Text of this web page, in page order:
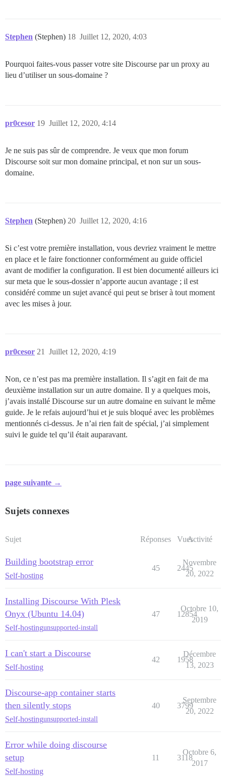
I, [2020-07-11T17:12:58.228222 #1]  INFO -- :
I, [2020-07-11T17:12:58.245972 #1]  INFO -- :
I, [2020-07-11T17:12:58.246504 #1]  INFO -- : >
ÉCHEC
Emplacement de l'échec : /pups/lib/pups/
exécution échouée avec les paramètres
** ÉCHEC DU BOOTSTRAP ** Veuillez faire défiler
Stephen (Stephen) Juillet 12, 2020, 4:03
18
Pourquoi faites-vous passer votre site Discourse par un proxy au
lieu d’utiliser un sous-domaine ?
pr0cesor Juillet 12, 2020, 4:14
19
Je ne suis pas sûr de comprendre. Je veux que mon forum
Discourse soit sur mon domaine principal, et non sur un sous-
domaine.
Stephen (Stephen) Juillet 12, 2020, 4:16
20
Si c’est votre première installation, vous devriez vraiment le mettre
en place et le faire fonctionner conformément au guide officiel
avant de modifier la configuration. Il est bien documenté ailleurs ici
sur meta que le sous-dossier n’apporte aucun avantage ; il est
considéré comme un sujet avancé qui peut se briser à tout moment
avec les mises à jour.
pr0cesor Juillet 12, 2020, 4:19
21
Non, ce n’est pas ma première installation. Il s’agit en fait de ma
deuxième installation sur un autre domaine. Il y a quelques mois,
j’avais installé Discourse sur un autre domaine en suivant le même
guide. Je le refais aujourd’hui et je suis bloqué avec les problèmes
mentionnés ci-dessus. Je n’ai rien fait de spécial, j’ai simplement
suivi le guide tel qu’il était auparavant.
page suivante →
Sujets connexes
Sujet Réponses VuesActivité
Building bootstrap error
Self-hosting
45 2445
Novembre
20, 2022
Installing Discourse With Plesk
Onyx (Ubuntu 14.04)
Self-hostingunsupported-install
47 12854
Octobre 10,
2019
I can't start a Discourse
Self-hosting
42 1958
Décembre
13, 2023
Discourse-app container starts
then silently stops
Self-hostingunsupported-install
40 3799
Septembre
20, 2022
Error while doing discourse
setup
Self-hosting
11 3118
Octobre 6,
2017